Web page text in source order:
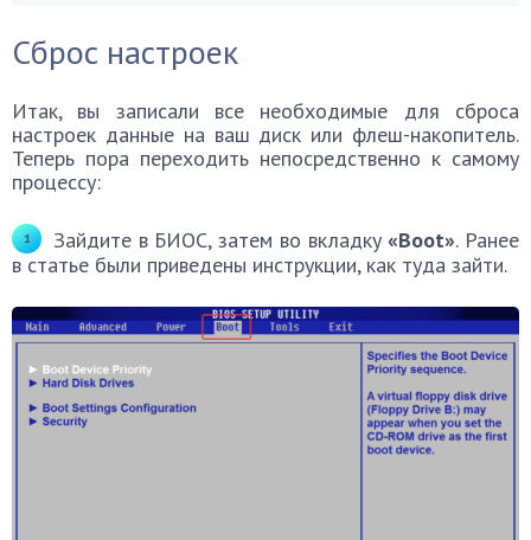
Сброс настроек
Итак, вы записали все необходимые для сброса
настроек данные на ваш диск или флеш-накопитель.
Теперь пора переходить непосредственно к самому
процессу:
Зайдите в БИОС, затем во вкладку«Boot». Ранее
в статье были приведены инструкции, как туда зайти.